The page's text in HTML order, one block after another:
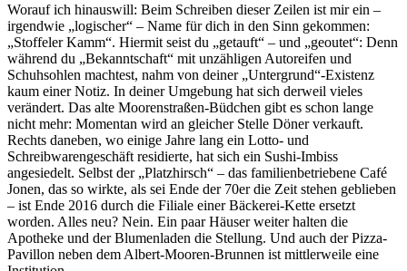
Worauf ich hinauswill: Beim Schreiben dieser Zeilen ist mir ein –
irgendwie „logischer“ – Name für dich in den Sinn gekommen:
„Stoffeler Kamm“. Hiermit seist du „getauft“ – und „geoutet“: Denn
während du „Bekanntschaft“ mit unzähligen Autoreifen und
Schuhsohlen machtest, nahm von deiner „Untergrund“-Existenz
kaum einer Notiz. In deiner Umgebung hat sich derweil vieles
verändert. Das alte Moorenstraßen-Büdchen gibt es schon lange
nicht mehr: Momentan wird an gleicher Stelle Döner verkauft.
Rechts daneben, wo einige Jahre lang ein Lotto- und
Schreibwarengeschäft residierte, hat sich ein Sushi-Imbiss
angesiedelt. Selbst der „Platzhirsch“ – das familienbetriebene Café
Jonen, das so wirkte, als sei Ende der 70er die Zeit stehen geblieben
– ist Ende 2016 durch die Filiale einer Bäckerei-Kette ersetzt
worden. Alles neu? Nein. Ein paar Häuser weiter halten die
Apotheke und der Blumenladen die Stellung. Und auch der Pizza-
Pavillon neben dem Albert-Mooren-Brunnen ist mittlerweile eine